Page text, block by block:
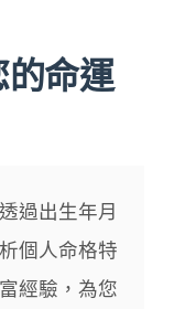
的命運
過出生年月
個人命格特
經驗，為您